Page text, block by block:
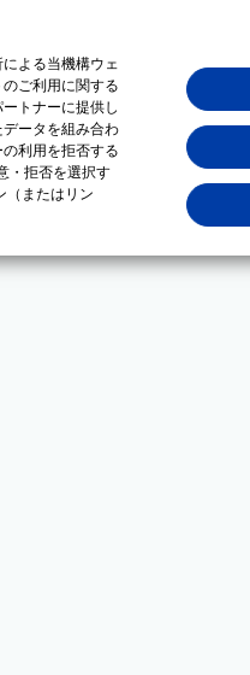
よる当機構ウェ
ご利用に関する
トナーに提供し
ータを組み合わ
利用を拒否する
・拒否を選択す
（またはリン